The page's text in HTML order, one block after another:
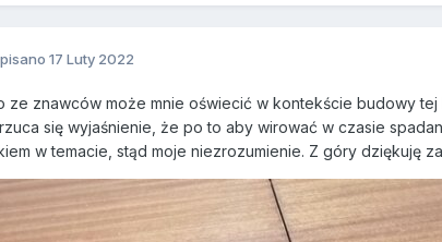
17 Luty 2022
ze znawców może mnie oświecić w kontekście budowy tej
się wyjaśnienie, że po to aby wirować w czasie
w temacie, stąd moje niezrozumienie. Z góry dziękuję